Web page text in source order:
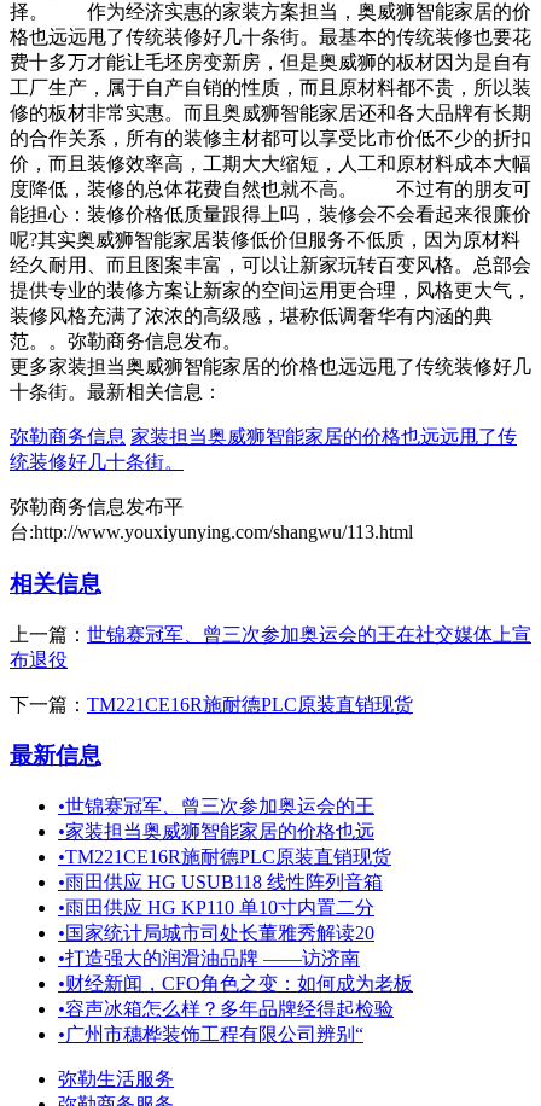
择。 作为经济实惠的家装方案担当，奥威狮智能家居的价
格也远远甩了传统装修好几十条街。最基本的传统装修也要花
费十多万才能让毛坯房变新房，但是奥威狮的板材因为是自有
工厂生产，属于自产自销的性质，而且原材料都不贵，所以装
修的板材非常实惠。而且奥威狮智能家居还和各大品牌有长期
的合作关系，所有的装修主材都可以享受比市价低不少的折扣
价，而且装修效率高，工期大大缩短，人工和原材料成本大幅
度降低，装修的总体花费自然也就不高。 不过有的朋友可
能担心：装修价格低质量跟得上吗，装修会不会看起来很廉价
呢?其实奥威狮智能家居装修低价但服务不低质，因为原材料
经久耐用、而且图案丰富，可以让新家玩转百变风格。总部会
提供专业的装修方案让新家的空间运用更合理，风格更大气，
装修风格充满了浓浓的高级感，堪称低调奢华有内涵的典
范。。弥勒商务信息发布。
更多家装担当奥威狮智能家居的价格也远远甩了传统装修好几
十条街。最新相关信息：
弥勒商务信息 家装担当奥威狮智能家居的价格也远远甩了传
统装修好几十条街。
弥勒商务信息发布平
台:http://www.youxiyunying.com/shangwu/113.html
相关信息
上一篇： 世锦赛冠军、曾三次参加奥运会的王在社交媒体上宣
布退役
下一篇： TM221CE16R施耐德PLC原装直销现货
最新信息
•世锦赛冠军、曾三次参加奥运会的王
•家装担当奥威狮智能家居的价格也远
•TM221CE16R施耐德PLC原装直销现货
•雨田供应 HG USUB118 线性阵列音箱
•雨田供应 HG KP110 单10寸内置二分
•国家统计局城市司处长董雅秀解读20
•打造强大的润滑油品牌 ——访济南
•财经新闻，CFO角色之变：如何成为老板
•容声冰箱怎么样？多年品牌经得起检验
•广州市穗桦装饰工程有限公司辨别“
弥勒生活服务